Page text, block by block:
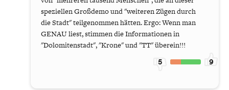
speziellen Großdemo und "weiteren Zügen durch
die Stadt" teilgenommen hätten. Ergo: Wenn man
GENAU liest, stimmen die Informationen in
"Dolomitenstadt", "Krone" und "TT" überein!!!
5 9